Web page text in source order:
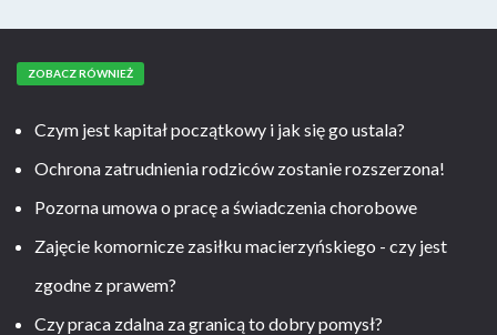
ZOBACZ RÓWNIEŻ
Czym jest kapitał początkowy i jak się go ustala?
Ochrona zatrudnienia rodziców zostanie rozszerzona!
Pozorna umowa o pracę a świadczenia chorobowe
Zajęcie komornicze zasiłku macierzyńskiego - czy jest
zgodne z prawem?
Czy praca zdalna za granicą to dobry pomysł?